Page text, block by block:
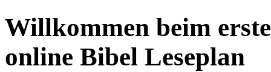
Willkommen beim
online Bibel Leseplan